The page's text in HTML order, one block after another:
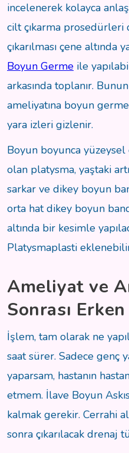
incelenerek kolayca
cilt çıkarma
çıkarılması çene altında
Boyun Germe ile
arkasında toplanır.
ameliyatına boyun
yara izleri gizlenir.
Boyun boyunca
olan platysma, yaştaki
sarkar ve dikey boyun
orta hat dikey boyun
altında bir kesimle
Platysmaplasti
Ameliyat ve
Sonrası
İşlem, tam olarak ne
saat sürer. Sadece genç
yaparsam, hastanın
etmem. İlave Boyun
kalmak gerekir. Cerrahi
sonra çıkarılacak drenaj